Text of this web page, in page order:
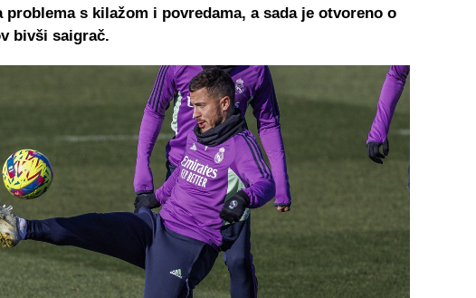
problema s kilažom i povredama, a sada je otvoreno o
bivši saigrač.